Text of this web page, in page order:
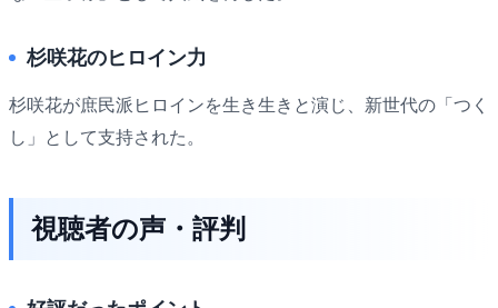
杉咲花のヒロイン力
杉咲花が庶民派ヒロインを生き生きと演じ、新世代の「つく
し」として支持された。
視聴者の声・評判